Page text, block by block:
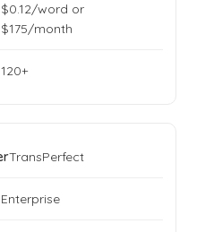
$0.12/word or
$175/month
120+
TransPerfect
Enterprise